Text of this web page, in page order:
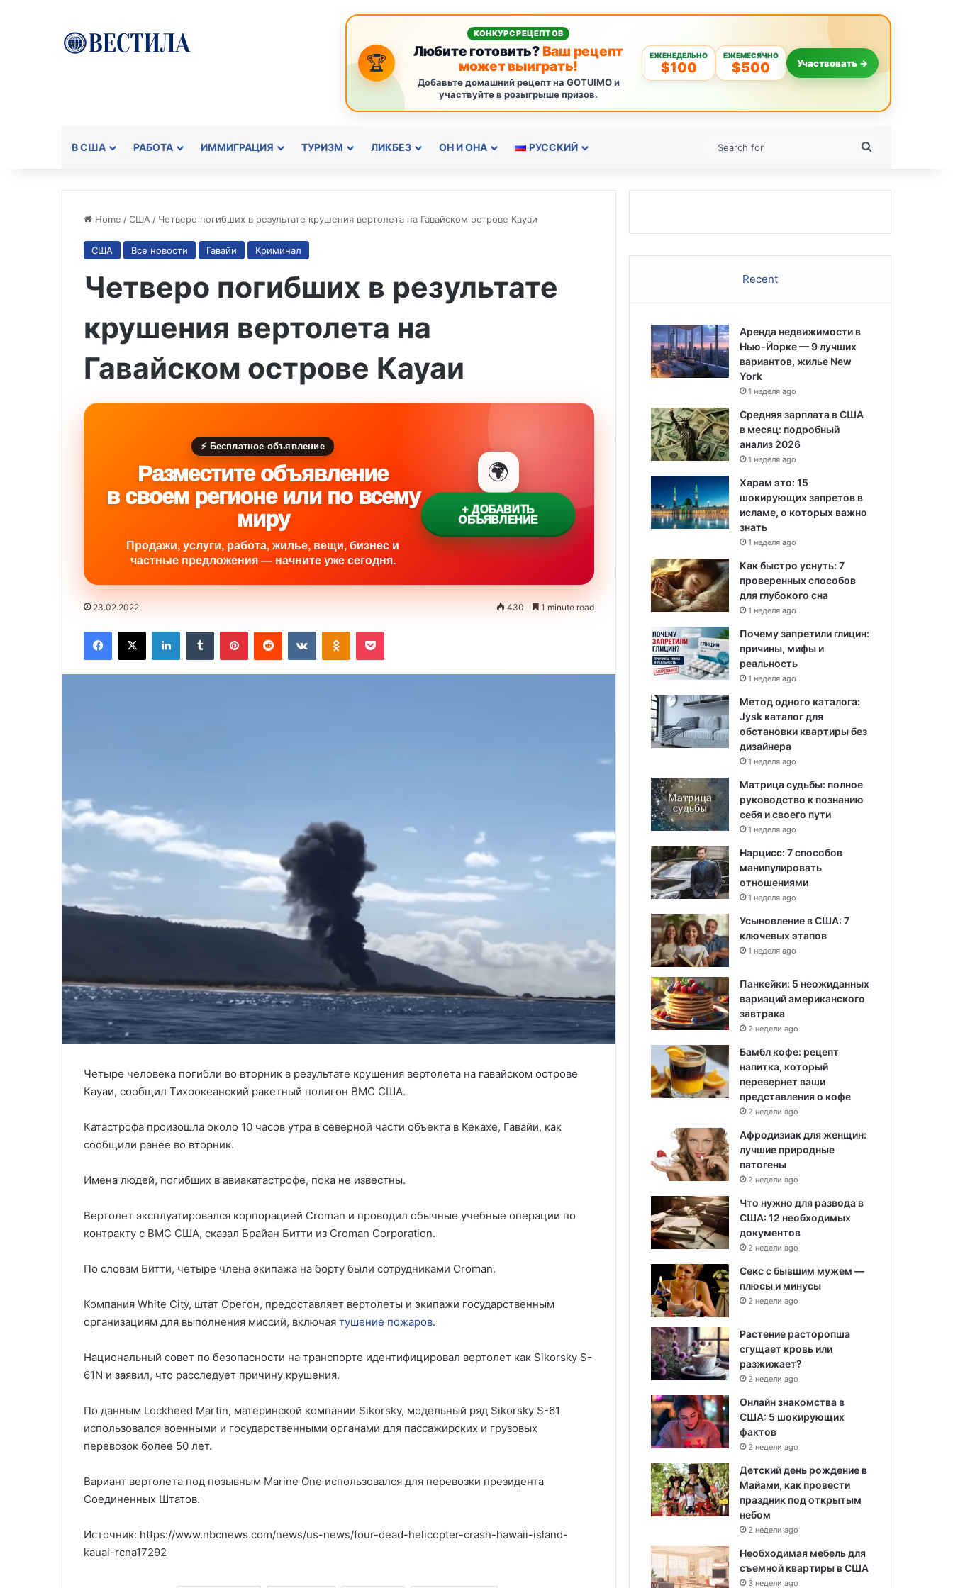
🏆
КОНКУРС РЕЦЕПТОВ
Любите готовить?Ваш рецепт
может выиграть!
Добавьте домашний рецепт на GOTUIMO и
участвуйте в розыгрыше призов.
ЕЖЕНЕДЕЛЬНО
$100
ЕЖЕМЕСЯЧНО
$500 Участвовать →
В США РАБОТА ИММИГРАЦИЯ ТУРИЗМ ЛИКБЕЗ ОН И ОНА РУССКИЙ
Home /США / Четверо погибших в результате крушения вертолета на Гавайском острове Кауаи
США Все новости Гавайи Криминал
Четверо погибших в результате
крушения вертолета на
Гавайском острове Кауаи
⚡ Бесплатное объявление
Разместите объявление
в своем регионе или по всему
миру
Продажи, услуги, работа, жилье, вещи, бизнес и
частные предложения — начните уже сегодня.
🌍
+ ДОБАВИТЬ
ОБЪЯВЛЕНИЕ
23.02.2022 430 1 minute read
Четыре человека погибли во вторник в результате крушения вертолета на гавайском острове
Кауаи, сообщил Тихоокеанский ракетный полигон ВМС США.
Катастрофа произошла около 10 часов утра в северной части объекта в Кекахе, Гавайи, как
сообщили ранее во вторник.
Имена людей, погибших в авиакатастрофе, пока не известны.
Вертолет эксплуатировался корпорацией Croman и проводил обычные учебные операции по
контракту с ВМС США, сказал Брайан Битти из Croman Corporation.
По словам Битти, четыре члена экипажа на борту были сотрудниками Croman.
Компания White City, штат Орегон, предоставляет вертолеты и экипажи государственным
организациям для выполнения миссий, включая тушение пожаров.
Национальный совет по безопасности на транспорте идентифицировал вертолет как Sikorsky S-
61N и заявил, что расследует причину крушения.
По данным Lockheed Martin, материнской компании Sikorsky, модельный ряд Sikorsky S-61
использовался военными и государственными органами для пассажирских и грузовых
перевозок более 50 лет.
Вариант вертолета под позывным Marine One использовался для перевозки президента
Соединенных Штатов.
Источник: https://www.nbcnews.com/news/us-news/four-dead-helicopter-crash-hawaii-island-
kauai-rcna17292
Recent
Аренда недвижимости в
Нью-Йорке — 9 лучших
вариантов, жилье New
York
1 неделя ago
Средняя зарплата в США
в месяц: подробный
анализ 2026
1 неделя ago
Харам это: 15
шокирующих запретов в
исламе, о которых важно
знать
1 неделя ago
Как быстро уснуть: 7
проверенных способов
для глубокого сна
1 неделя ago
Почему запретили глицин:
причины, мифы и
реальность
1 неделя ago
Метод одного каталога:
Jysk каталог для
обстановки квартиры без
дизайнера
1 неделя ago
Матрица судьбы: полное
руководство к познанию
себя и своего пути
1 неделя ago
Нарцисс: 7 способов
манипулировать
отношениями
1 неделя ago
Усыновление в США: 7
ключевых этапов
1 неделя ago
Панкейки: 5 неожиданных
вариаций американского
завтрака
2 недели ago
Бамбл кофе: рецепт
напитка, который
перевернет ваши
представления о кофе
2 недели ago
Афродизиак для женщин:
лучшие природные
патогены
2 недели ago
Что нужно для развода в
США: 12 необходимых
документов
2 недели ago
Секс с бывшим мужем —
плюсы и минусы
2 недели ago
Растение расторопша
сгущает кровь или
разжижает?
2 недели ago
Онлайн знакомства в
США: 5 шокирующих
фактов
2 недели ago
Детский день рождение в
Майами, как провести
праздник под открытым
небом
2 недели ago
Необходимая мебель для
съемной квартиры в США
3 недели ago